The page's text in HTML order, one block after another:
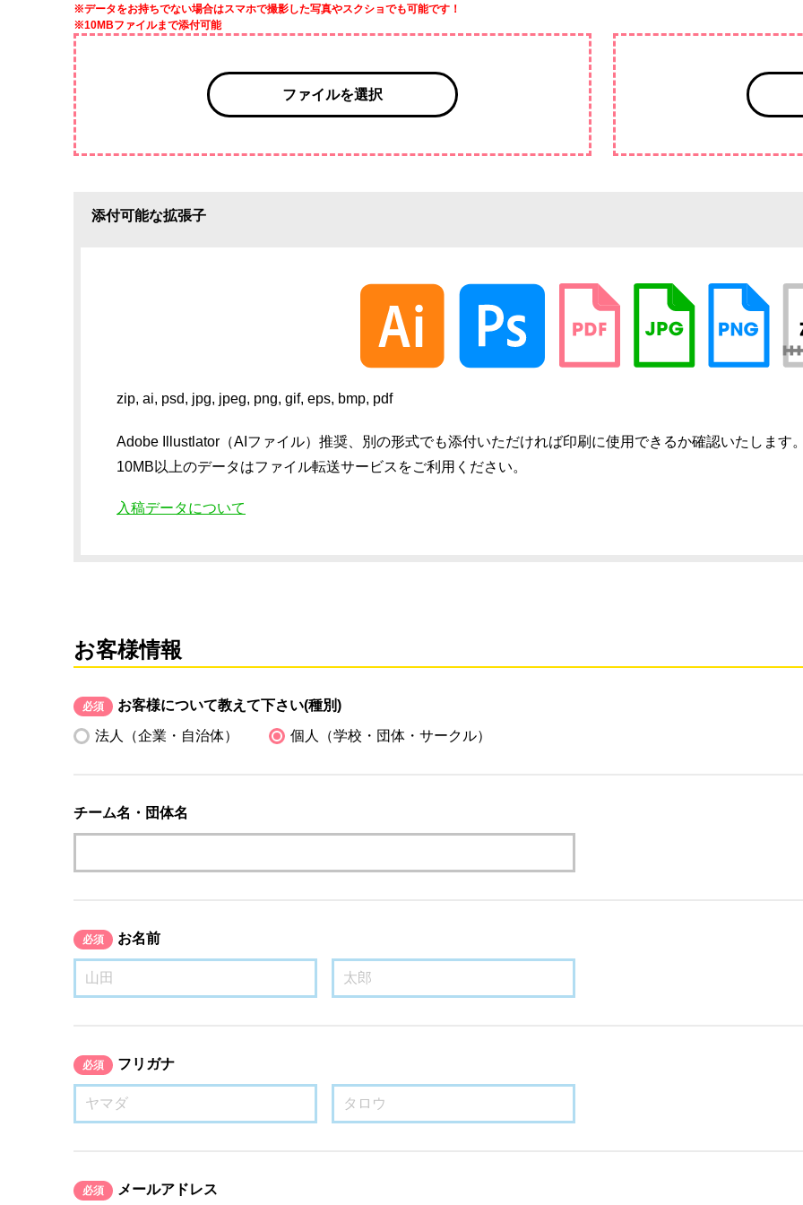
※データをお持ちでない場合はスマホで撮影した写真やスクショでも可能です！
※10MBファイルまで添付可能
ファイルを選択
添付可能な拡張子
zip, ai, psd, jpg, jpeg, png, gif, eps, bmp, pdf
Adobe Illustlator（AIファイル）推奨、別の形式でも添付いただければ印刷に使用できるか確認いたします
10MB以上のデータはファイル転送サービスをご利用ください。
入稿データについて
お客様情報
必須
お客様について教えて下さい(種別)
法人（企業・自治体）
個人（学校・団体・サークル）
チーム名・団体名
必須 お名前
必須 フリガナ
必須 メールアドレス